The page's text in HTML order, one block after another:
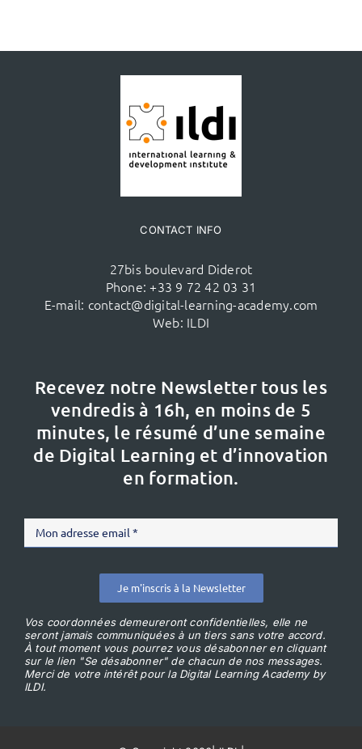
CONTACT INFO
27bis boulevard Diderot
Phone: +33 9 72 42 03 31
E-mail: contact@digital-learning-academy.com
Web: ILDI
Recevez notre Newsletter tous les
vendredis à 16h, en moins de 5
minutes, le résumé d’une semaine
de Digital Learning et d’innovation
en formation.
Je m'inscris à la Newsletter
Vos coordonnées demeureront confidentielles, elle ne
seront jamais communiquées à un tiers sans votre accord.
À tout moment vous pourrez vous désabonner en cliquant
sur le lien "Se désabonner" de chacun de nos messages.
Merci de votre intérêt pour la Digital Learning Academy by
ILDI.